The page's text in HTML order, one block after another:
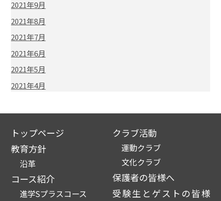
2021年9月
2021年8月
2021年7月
2021年6月
2021年5月
2021年4月
トップページ
教育方針
沿革
コース紹介
進学Sプラスコース
クラブ活動
運動クラブ
文化クラブ
保護者の皆様へ
受験生とゲストの皆様